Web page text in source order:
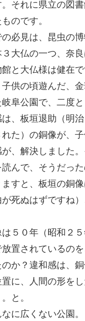
それに県立の図
のです。
必見は、昆虫の
大仏の一つ、奈
と大仏様は健在
供の頃遊んだ、
阜公園で、二度
、板垣退助（明
た）の銅像が、
、解決しました
んで、そうだっ
すと、板垣の銅
死ぬはずですね
５０年（昭和２
置されているの
か？違和感は、
に、人間の形を
と。
に広くない公園